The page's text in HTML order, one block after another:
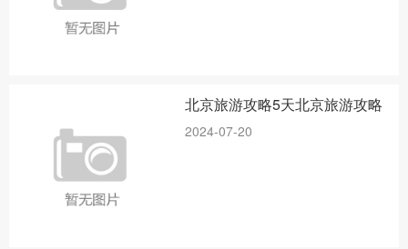
北京旅游攻略5天北京旅游攻略
2024-07-20